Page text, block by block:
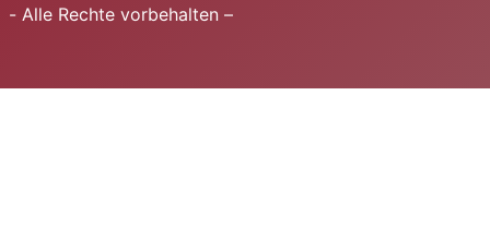
- Alle Rechte vorbehalten –